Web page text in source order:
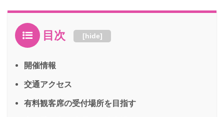
目次 [hide]
開催情報
交通アクセス
有料観客席の受付場所を目指す